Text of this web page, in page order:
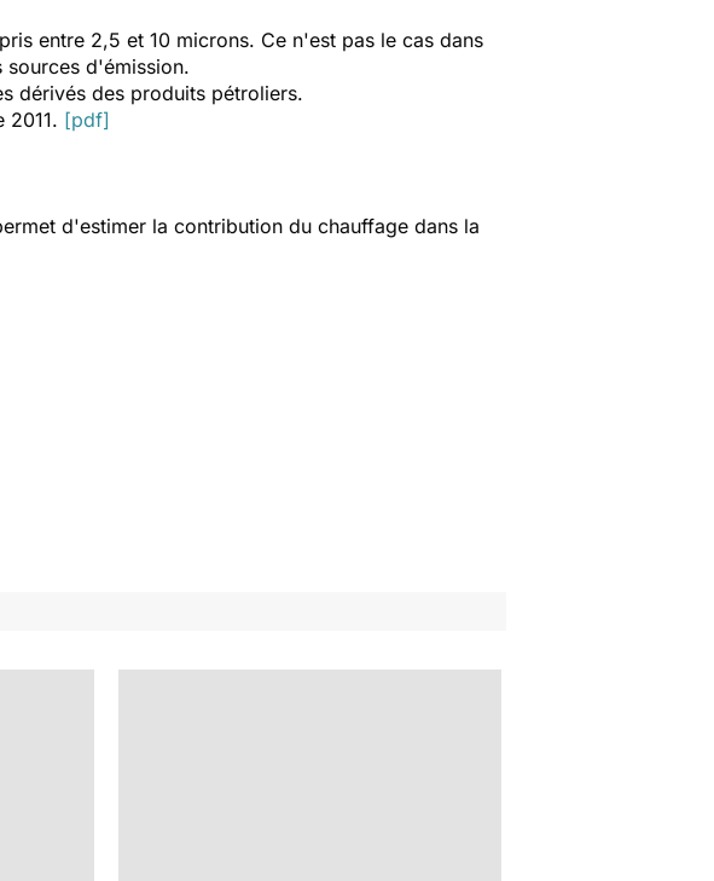
entre 2,5 et 10 microns. Ce n'est pas le cas dans
sources d'émission.
dérivés des produits pétroliers.
2011. [pdf]
d'estimer la contribution du chauffage dans la